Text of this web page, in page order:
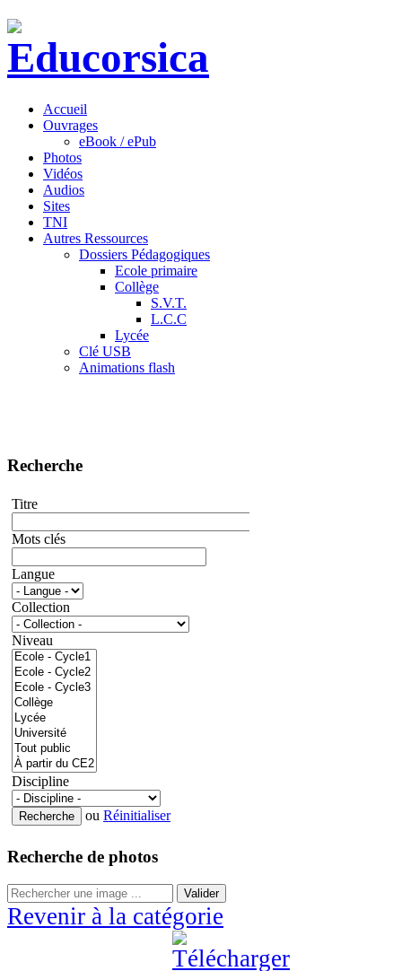
Accueil
Ouvrages
eBook / ePub
Photos
Vidéos
Audios
Sites
TNI
Autres Ressources
Dossiers Pédagogiques
Ecole primaire
Collège
S.V.T.
L.C.C
Lycée
Clé USB
Animations flash
Recherche
Titre
Mots clés
Langue
Collection
Niveau
Discipline
ou Réinitialiser
Recherche de photos
Valider
Revenir à la catégorie